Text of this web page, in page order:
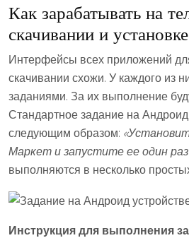
Как зарабатывать на
скачивании и
Интерфейсы всех приложений
скачивании схожи. У каждого из
заданиями. За их выполнение
Стандартное задание на
следующим образом:
Маркет и запустите ее один
выполняются в несколько
Инструкция для выполнения